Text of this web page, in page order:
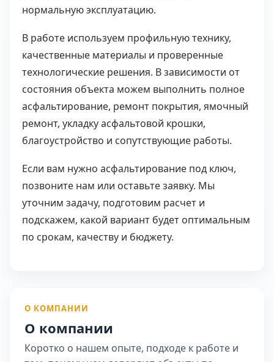
нормальную эксплуатацию.
В работе используем профильную технику,
качественные материалы и проверенные
технологические решения. В зависимости от
состояния объекта можем выполнить полное
асфальтирование, ремонт покрытия, ямочный
ремонт, укладку асфальтовой крошки,
благоустройство и сопутствующие работы.
Если вам нужно асфальтирование под ключ,
позвоните нам или оставьте заявку. Мы
уточним задачу, подготовим расчет и
подскажем, какой вариант будет оптимальным
по срокам, качеству и бюджету.
О КОМПАНИИ
О компании
Коротко о нашем опыте, подходе к работе и